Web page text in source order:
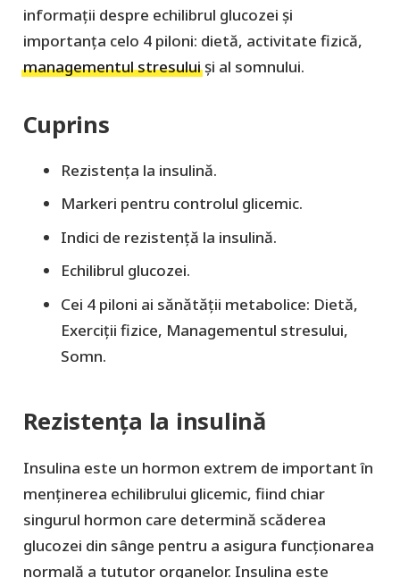
informații despre echilibrul glucozei și
importanța celo 4 piloni: dietă, activitate fizică,
managementul stresuluiși al somnului.
Cuprins
Rezistența la insulină.
Markeri pentru controlul glicemic.
Indici de rezistență la insulină.
Echilibrul glucozei.
Cei 4 piloni ai sănătății metabolice: Dietă,
Exerciții fizice, Managementul stresului,
Somn.
Rezistența la insulină
Insulina este un hormon extrem de important în
menținerea echilibrului glicemic, fiind chiar
singurul hormon care determină scăderea
glucozei din sânge pentru a asigura funcționarea
normală a tututor organelor. Insulina este